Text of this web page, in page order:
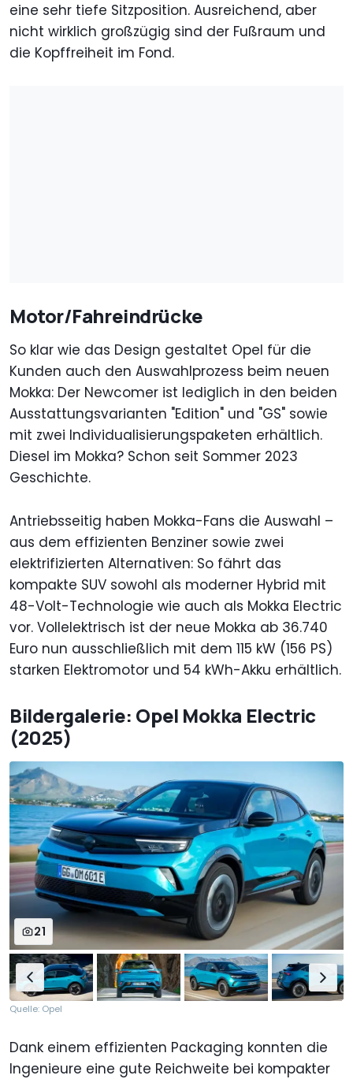
eine sehr tiefe Sitzposition. Ausreichend, aber
nicht wirklich großzügig sind der Fußraum und
die Kopffreiheit im Fond.
Motor/Fahreindrücke
So klar wie das Design gestaltet Opel für die
Kunden auch den Auswahlprozess beim neuen
Mokka: Der Newcomer ist lediglich in den beiden
Ausstattungsvarianten "Edition" und "GS" sowie
mit zwei Individualisierungspaketen erhältlich.
Diesel im Mokka? Schon seit Sommer 2023
Geschichte.
Antriebsseitig haben Mokka-Fans die Auswahl –
aus dem effizienten Benziner sowie zwei
elektrifizierten Alternativen: So fährt das
kompakte SUV sowohl als moderner Hybrid mit
48-Volt-Technologie wie auch als Mokka Electric
vor. Vollelektrisch ist der neue Mokka ab 36.740
Euro nun ausschließlich mit dem 115 kW (156 PS)
starken Elektromotor und 54 kWh-Akku erhältlich.
Bildergalerie: Opel Mokka Electric
(2025)
21
Quelle: Opel
Dank einem effizienten Packaging konnten die
Ingenieure eine gute Reichweite bei kompakter